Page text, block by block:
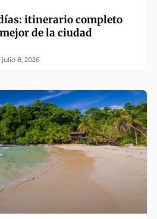
itinerario completo
de la ciudad
julio 8, 2026